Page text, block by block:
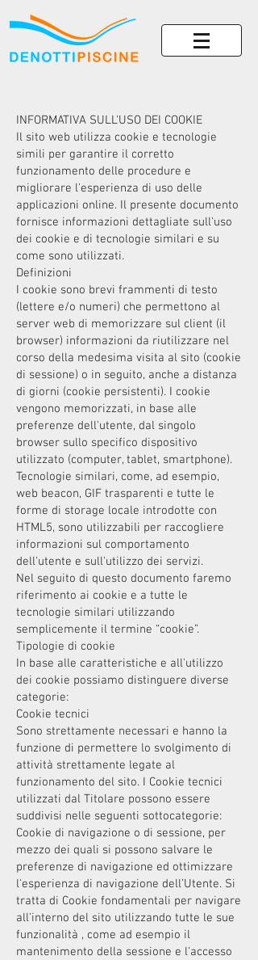
INFORMATIVA SULL'USO DEI COOKIE
Il sito web utilizza cookie e tecnologie
simili per garantire il corretto
funzionamento delle procedure e
migliorare l'esperienza di uso delle
applicazioni online. Il presente documento
fornisce informazioni dettagliate sull'uso
dei cookie e di tecnologie similari e su
come sono utilizzati.
Definizioni
I cookie sono brevi frammenti di testo
(lettere e/o numeri) che permettono al
server web di memorizzare sul client (il
browser) informazioni da riutilizzare nel
corso della medesima visita al sito (cookie
di sessione) o in seguito, anche a distanza
di giorni (cookie persistenti). I cookie
vengono memorizzati, in base alle
preferenze dell'utente, dal singolo
browser sullo specifico dispositivo
utilizzato (computer, tablet, smartphone).
Tecnologie similari, come, ad esempio,
web beacon, GIF trasparenti e tutte le
forme di storage locale introdotte con
HTML5, sono utilizzabili per raccogliere
informazioni sul comportamento
dell'utente e sull'utilizzo dei servizi.
Nel seguito di questo documento faremo
riferimento ai cookie e a tutte le
tecnologie similari utilizzando
semplicemente il termine “cookie”.
Tipologie di cookie
In base alle caratteristiche e all'utilizzo
dei cookie possiamo distinguere diverse
categorie:
Cookie tecnici
Sono strettamente necessari e hanno la
funzione di permettere lo svolgimento di
attività strettamente legate al
funzionamento del sito. I Cookie tecnici
utilizzati dal Titolare possono essere
suddivisi nelle seguenti sottocategorie:
Cookie di navigazione o di sessione, per
mezzo dei quali si possono salvare le
preferenze di navigazione ed ottimizzare
l'esperienza di navigazione dell’Utente. Si
tratta di Cookie fondamentali per navigare
all'interno del sito utilizzando tutte le sue
funzionalità , come ad esempio il
mantenimento della sessione e l'accesso